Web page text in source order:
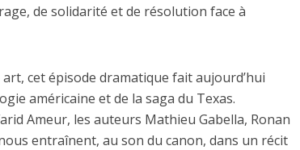
de solidarité et de résolution face à
cet épisode dramatique fait aujourd’hui
américaine et de la saga du Texas.
Ameur, les auteurs Mathieu Gabella, Ronan
entraînent, au son du canon, dans un récit